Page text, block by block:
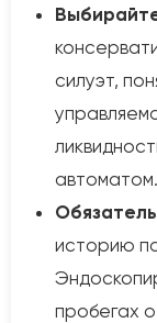
силуэт,
автоматом.
историю
пробегах